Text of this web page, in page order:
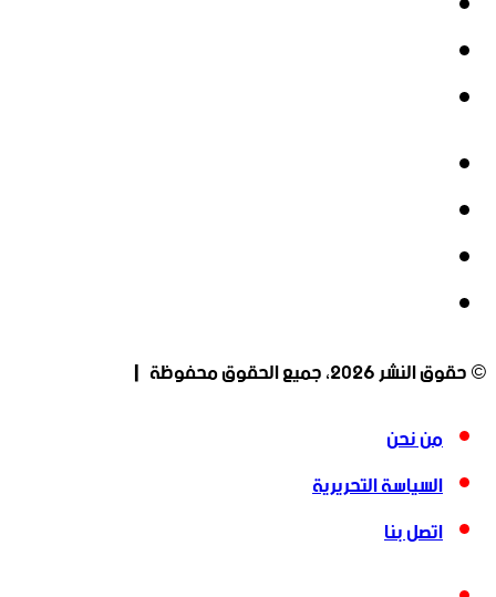
© حقوق النشر 2026، جميع الحقوق محفوظة |
من نحن
السياسة التحريرية
اتصل بنا